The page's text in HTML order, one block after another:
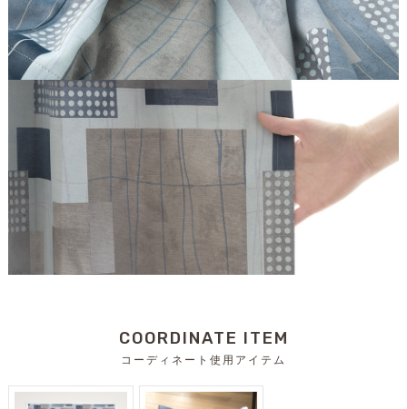
COORDINATE ITEM
コーディネート使用アイテム